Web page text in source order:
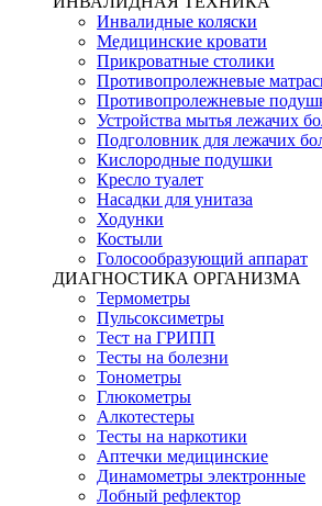
Инвалидные коляски
Медицинские кровати
Прикроватные столики
Противопролежневые
Противопролежневые
Устройства мытья лежачих
Подголовник для лежачих
Кислородные подушки
Кресло туалет
Насадки для унитаза
Ходунки
Костыли
Голосообразующий аппарат
ДИАГНОСТИКА ОРГАНИЗМА
Термометры
Пульсоксиметры
Тест на ГРИПП
Тесты на болезни
Тонометры
Глюкометры
Алкотестеры
Тесты на наркотики
Аптечки медицинские
Динамометры электронные
Лобный рефлектор